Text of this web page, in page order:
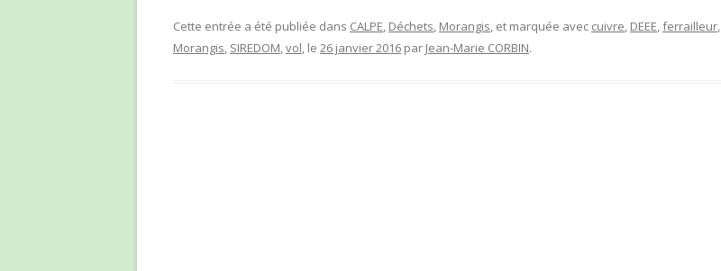
Cette entrée a été publiée dans CALPE, Déchets, Morangis, et marquée avec cuivre, DEEE,ferrailleur,
Morangis, SIREDOM,vol, le 26 janvier 2016 par Jean-Marie CORBIN.